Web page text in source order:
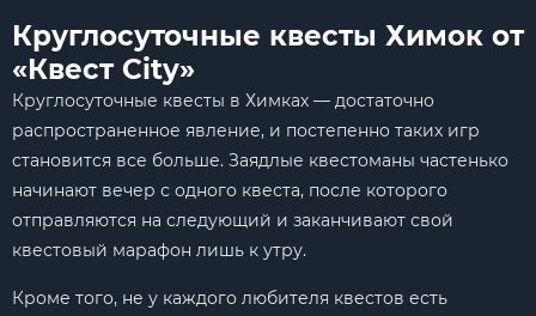
Круглосуточные квесты Химок от
«Квест City»
Круглосуточные квесты в Химках — достаточно
распространенное явление, и постепенно таких игр
становится все больше. Заядлые квестоманы частенько
начинают вечер с одного квеста, после которого
отправляются на следующий и заканчивают свой
квестовый марафон лишь к утру.
Кроме того, не у каждого любителя квестов есть